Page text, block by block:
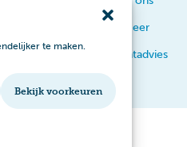
te maken.
Bekijk voorkeuren
En meer
Cliëntadvies